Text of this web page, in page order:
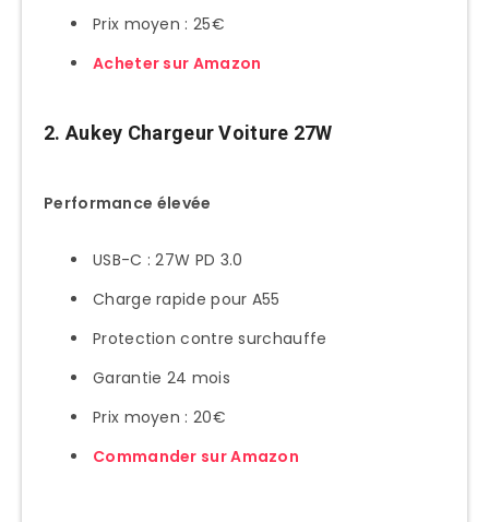
Prix moyen : 25€
Acheter sur Amazon
2. Aukey Chargeur Voiture 27W
Performance élevée
USB-C : 27W PD 3.0
Charge rapide pour A55
Protection contre surchauffe
Garantie 24 mois
Prix moyen : 20€
Commander sur Amazon